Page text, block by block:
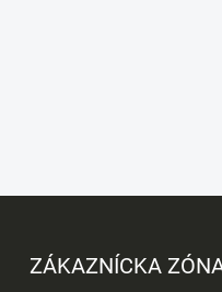
ZÁKAZNÍCKA